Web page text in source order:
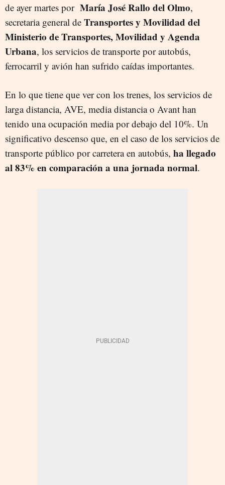
de ayer martes por María José Rallo del Olmo,
secretaria general de Transportes y Movilidad del
Ministerio de Transportes, Movilidad y Agenda
Urbana, los servicios de transporte por autobús,
ferrocarril y avión han sufrido caídas importantes.
En lo que tiene que ver con los trenes, los servicios de
larga distancia, AVE, media distancia o Avant han
tenido una ocupación media por debajo del 10%. Un
significativo descenso que, en el caso de los servicios de
transporte público por carretera en autobús, ha llegado
al 83% en comparación a una jornada normal.